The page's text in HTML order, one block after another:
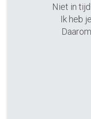
Niet in
Ik heb